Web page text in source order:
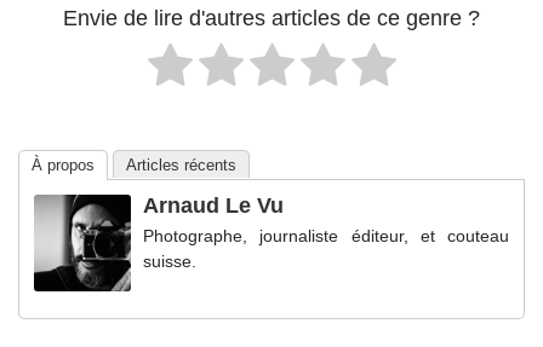
Envie de lire d'autres articles de ce genre ?
À propos Articles récents
Arnaud Le Vu
Photographe, journaliste éditeur, et couteau
suisse.